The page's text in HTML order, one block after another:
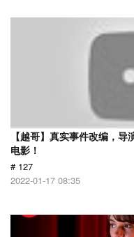
【越哥】真实事件改编，
电影！
# 127
2022-01-17 08:35